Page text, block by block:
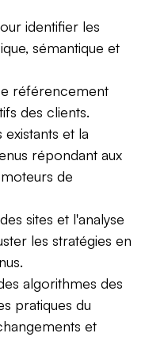
identifier les
sémantique et
référencement
des clients.
et la
répondant aux
de
sites et l'analyse
les stratégies en
algorithmes des
pratiques du
et